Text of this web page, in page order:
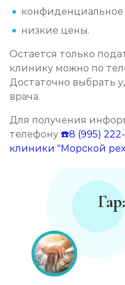
низкие цены.
Остается только
клинику можно по
Достаточно выбрать
врача.
Для получения
телефону ☎️8 (995)
клиники "Морской